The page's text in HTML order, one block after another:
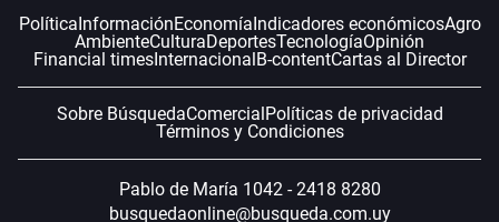
Política InformaciónEconomía Indicadores económicosAgro
AmbienteCulturaDeportesTecnologíaOpinión
Financial timesInternacional B-contentCartas al Director
Sobre BúsquedaComercial Políticas de privacidad
Términos y Condiciones
Pablo de María 1042 - 2418 8280
busquedaonline@busqueda.com.uy